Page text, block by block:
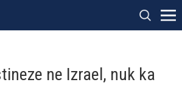
ne Izrael, nuk ka